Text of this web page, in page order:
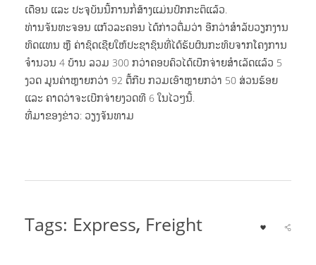
ປະກາດຕຳແໜ່ງງານວ່າງ
ຟອມສະໝັກວຽກອອນລາຍ
ENGLISH
ເດືອນ ແລະ ປະຈຸບັນນີ້ການກໍ່ສ້າງແມ່ນປົກກະຕິແລ້ວ.
ທ່ານຈັນທະຈອນ ແກ້ວລະຄອນ ໄດ້ກ່າວຕື່ມວ່າ ອີກວ່າສຳລັບວຽກງານ
ທົດແທນ ຫຼື ຄ່າຊົດເຊີຍໃຫ້ປະຊາຊົນທີ່ໄດ້ຮັບຜົນກະທົບຈາກໂຄງການ
ຈຳນວນ 4 ບ້ານ ລວມ 300 ກວ່າຄອບຄົວໄດ້ເບີກຈ່າຍສຳເລັດແລ້ວ 5
ງວດ ມູນຄ່າຫຼາຍກວ່າ 92 ຕື້ກີບ ກວມເອົາຫຼາຍກວ່າ 50 ສ່ວນຮ້ອຍ
ແລະ ຄາດວ່າຈະເບີກຈ່າຍງວດທີ 6 ໃນໄວໆນີ້.
ທີ່ມາຂອງຂ່າວ: ວຽງຈັນທາມ
Tags: Express, Freight